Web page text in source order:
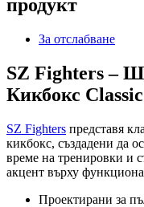
продукт
За отслабване
SZ Fighters –
Кикбокс
SZ Fighters представя
кикбокс, създадени да
време на тренировки и
акцент върху
Проектирани за